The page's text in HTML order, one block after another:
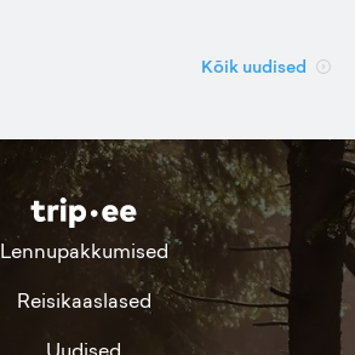
Kõik uudised
Lennupakkumised
Reisikaaslased